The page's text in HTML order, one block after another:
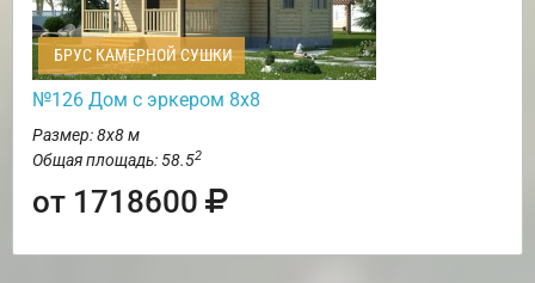
БРУС КАМЕРНОЙ СУШКИ
№126 Дом с эркером 8х8
Размер: 8х8 м
Общая площадь: 58.52
от 1718600